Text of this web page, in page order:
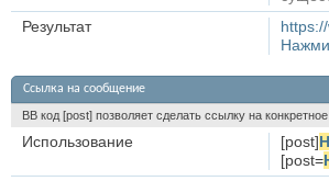
Результат
Ссылка на сообщение
BB код [post] позволяет сделать ссылку на
[post]
[post=
Использование